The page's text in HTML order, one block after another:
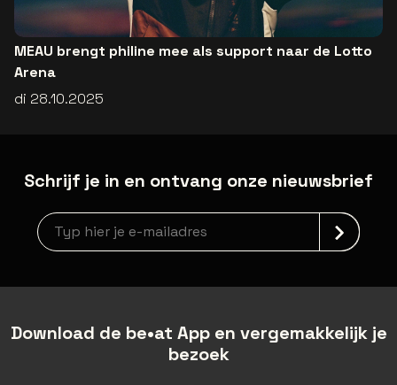
MEAU brengt philine mee als support naar de Lotto
Arena
di 28.10.2025
Schrijf je in en ontvang onze nieuwsbrief
Nieuwsbrief aanmelding
Download de be•at App en vergemakkelijk je
bezoek